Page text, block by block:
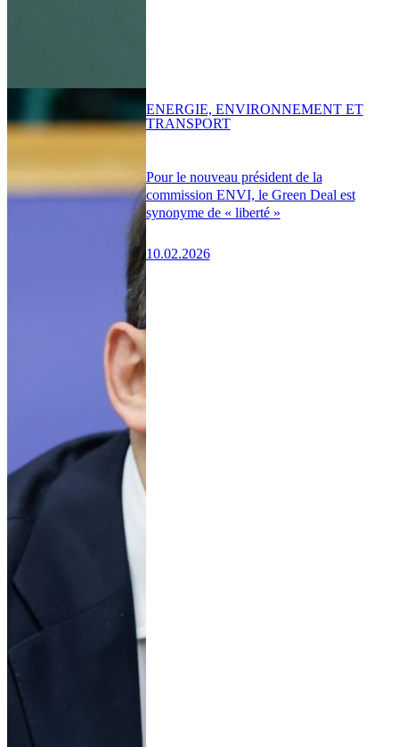
Pour le nouveau président de la
commission ENVI, le Green Deal est
synonyme de « liberté »
10.02.2026
ENERGIE, ENVIRONNEMENT ET
TRANSPORT